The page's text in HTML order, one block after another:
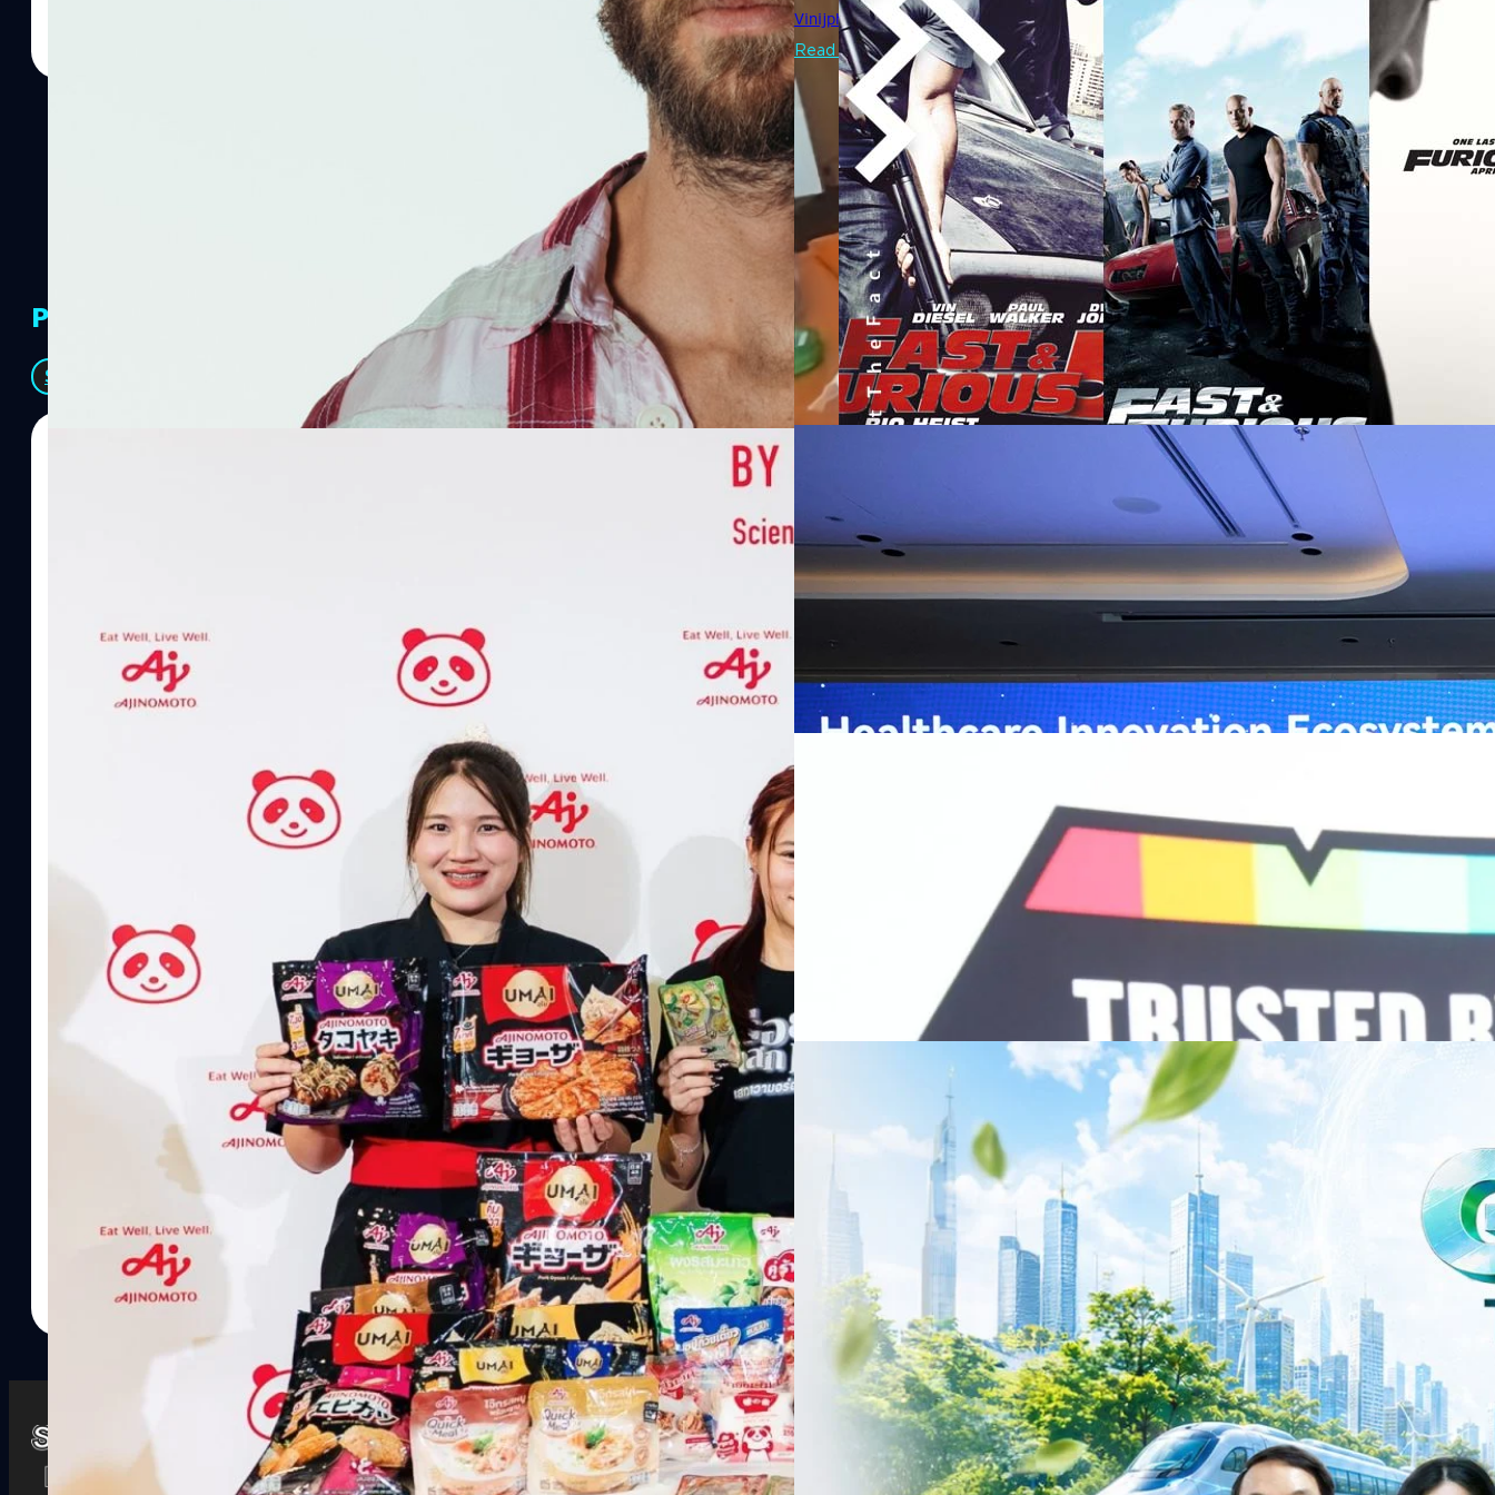
The Fast Saga Fast and
Furious Vin Diesel Paul
เกือบไม่รอดไปในภาค 2-3) แต่ภาพยนตร์ชุดนี้ก็เป็นภาพยนตร์ที่ไม่ได้สร้างจากคอมิกซูเปอร์ฮีโร และจาก
หนังสือที่ถูกนำมาดัดแปลง ที่ทำรายได้สูงที่สุดในโลกจนถึงตอนนี้ What the Fact ได้นำเสนอเรื่องที่คุณอาจยัง
ไม่รู้เกี่ยวกับ The Fast and The Furious ตั้งแต่หนังเริ่มสร้างภาคแรกจวบจนภาค 9 ที่กำลังจะมาถึงในปีหน้า
ตอนแรกไปแล้ว (อ่านได้ที่นี่) วันนี้จะขอนำเสนอในตอนที่ 2 ที่จะว่ากันถึงเรื่องราวความเป็นมาและเบื้องหลัง
หนังตั้งแต่ ภาค 5 จนถึงภาค 9 (สามารถหาดูภาค 4,…
Vinijphat Kanyapong| 2282 days ago
Read More
PR Partners
See All
บริษัท อายิโนะโมะโต๊ะ (ประเทศไทย) จำกัด จัดงาน The Heartbeat by “AminoScience” ร่วมเปิดเผย
แนวคิดการดำเนินธุรกิจและการพัฒนาผลิตภัณฑ์ที่ขับเคลื่อนด้วยเทคโนโลยีทางอาหาร และข้อมูลพฤติกรรม
ผู้บริโภค ท่ามกลางการเติบโตของตลาด Health & Wellness ในประเทศไทย ซึ่งมีมูลค่ามากกว่า 1.5 ล้านล้าน
บาท หรือคิดเป็นสัดส่วนราว 8% ของผลิตภัณฑ์มวลรวมในประเทศ (GDP) กลุ่มธุรกิจเทคโนโลยีและองค์
ความรู้หลักรูปแบบผลิตภัณฑ์ / โซลูชันกลุ่มเป้าหมายหลักNutrition & Well-beingAminoScience (การใช้
ประโยชน์จากกรดอะมิโน)aminoVITAL, AminoNITE,
หัวเว่ยเดินหน้าปฏิวัติวงการสาธารณสุขไทยด้วย AI เปิดตัว 4 นวัตกรรมเปลี่ยน
เกมเร่งเครื่อง AI เพื่อการแพทย์ในประเทศไทย
กรุงเทพฯ, 7 สิงหาคม 2569 — หัวเว่ย จัดงาน “Huawei AI+ Healthcare Summit” ภายใต้งาน Huawei
Thailand Digital & AI Summit 2026 รวมผู้นำด้านนโยบายสาธารณสุข ผู้บริหารโรงพยาบาลชั้นนำ และ
พันธมิตรด้านเทคโนโลยีจากไทยและจีน ร่วมขับเคลื่อนอนาคตของระบบสาธารณสุขไทยด้วยนวัตกรรมและ
ปัญญาประดิษฐ์ (AI) พร้อมประกาศความร่วมมือครั้งสำคัญเพื่อยกระดับ Healthcare Ecosystem ของ
ประเทศอย่างเป็นทางการ นายปีเตอร์ จาง ประธานกลุ่มธุรกิจการศึกษาและสาธารณสุขต่างประเทศ บริษัท หัว
เว่ย เทคโนโลยี่ จำกัด ได้กล่าวถึงความมุ่งมั่นของหัวเว่ยในการสนับสนุนการเปลี่ยนผ่านสู่ยุคดิจิทัลของระบบ
สาธารณสุขไทย และบทบาทของเทคโนโลยี AI ในการยกระดับคุณภาพการให้บริการทางการแพทย์ให้เข้าถึง
ประชาชนได้อย่างทั่วถึงมากขึ้น ภายใต้แนวคิด “AI for Health, Health for All” “วันนี้ปัญญาประดิษฐ์กำลังเข้า
มาเปลี่ยนแปลงอุตสาหกรรมสาธารณสุขอย่างรวดเร็ว หัวเว่ยมีประสบการณ์ตรงจากการพัฒนาแพลตฟอร์ม
หลายแห่งในจีน เราเชื่อมั่นว่าความร่วมมือระหว่างหัวเว่ยกับพันธมิตรไทยในวันนี้จะช่วยผลักดันวิสัยทัศน์…
Read More
Recurring Revenue เร่งเครื่อง New Growth Engine พร้อมจ่ายปันผล 0.10
บริษัท ซินเน็ค (ประเทศไทย) จำกัด (มหาชน) หรือ SYNNEX โชว์ผลการดำเนินงานแข็งแกร่ง กำไรสุทธิ
ไตรมาส 2 และงวด 6 เดือนแรกของปี 2569 เติบโต 17.8% และ 17.7% จากช่วงเดียวกันของปีก่อน สูงกว่าการ
เติบโตของรายได้อย่างมีนัยสำคัญ พร้อมประกาศจ่ายเงินปันผลระหว่างกาล 0.10 บาทต่อหุ้น โดยกำหนดวันที่
ไม่ได้รับสิทธิปันผล (XD) วันที่ 19 สิงหาคม 2569 และกำหนดจ่ายเงินปันผลวันที่ 2 กันยายน 2569 นางสาวสุ
ธิดา มงคลสุธี ประธานเจ้าหน้าที่บริหาร บริษัท ซินเน็ค (ประเทศไทย) จำกัด (มหาชน) เปิดเผยว่า ในช่วงครึ่งปี
แรกบริษัทเดินหน้าขับเคลื่อน Business Transformation อย่างต่อเนื่อง ผ่านการยกระดับจากผู้จัดจำหน่าย
สินค้าไอที สู่การเป็น Digital Infrastructure Platform เพื่อรองรับการเติบโตของเศรษฐกิจ AI โดยมุ่งเพิ่ม
สัดส่วนธุรกิจที่มีมูลค่าเพิ่ม ควบคู่กับการขยายเครือข่ายพันธมิตรเทคโนโลยีระดับโลก…
| 1 days ago
ครบรอบ 6 ปี สำนักข่าว TODAY เปิดเวทีใหญ่ SUSTAIN CITY: THE GREEN
TRANSITION ถกแนวทางปรับตัวสู่เศรษฐกิจสีเขียวอย่างยั่งยืน
เนื่องในโอกาสครบรอบ 6 ปี สำนักข่าว TODAY จัดงาน SUSTAIN CITY: THE GREEN TRANSITION เวทีแลก
เปลี่ยนมุมมองเกี่ยวกับการเปลี่ยนผ่านสู่เศรษฐกิจและสังคมสีเขียว พร้อมนำเสนอแนวทางที่สามารถนำไป
ประยุกต์ใช้ได้จริง จากผู้แทนภาครัฐ ภาคธุรกิจ และผู้เชี่ยวชาญในหลากหลายสาขา ผ่านประเด็นสำคัญว่า
ประเทศไทยควรปรับตัวอย่างไร ? เพื่อเดินหน้าสู่ความยั่งยืนและบรรลุเป้าหมาย Net Zero อย่างเป็นรูปธรรม
ทั้งในมิติของภาครัฐ ภาคธุรกิจ การเงิน และพลังงาน Green Transitioning: Shifting Systemพลิกโครงสร้าง
เศรษฐกิจ ปรับห่วงโซ่คุณค่า และเชื่อมโยงนโยบายกับเทคโนโลยี เพื่อขับเคลื่อนประเทศไทยสู่เศรษฐกิจสีเขียว
โดย ศาสตราจารย์ ดร. ยศชนัน วงศ์สวัสดิ์รองนายกรัฐมนตรีและรัฐมนตรีว่าการกระทรวงการอุดมศึกษา
วิทยาศาสตร์ วิจัยและนวัตกรรม Green Transitioning: Decarbonize Unlockร่วมสำรวจแนวทางที่ภาคธุรกิจ
สามารถนำ Green Tech มาใช้เพื่อลดการปล่อยคาร์บอน และเดินหน้าสู่เป้าหมาย Net Zero พบกับ คุณปัณ
วรรธน์ นิลกิจศรานนท์ รองประธานกรรมการบริหาร ฝ่ายวิศวกรรมโครงสร้างบริษัท…
รัตนาภรณ์ ศรีนวลจันทร์ | 1 days ago
Read More
Watch Tech Biz Game Life SOCIAL MEDIA